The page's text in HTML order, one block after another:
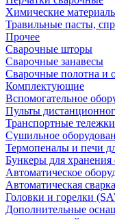
Химические
Травильные пасты,
Прочее
Сварочные шторы
Сварочные занавесы
Сварочные полотна и
Комплектующие
Вспомогательное
Пульты
Транспортные тележки
Сушильное
Термопеналы и печи
Бункеры для
Автоматическое
Автоматическая
Головки и горелки
Дополнительные